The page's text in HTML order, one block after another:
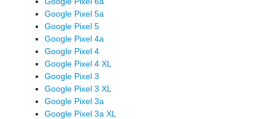
Google Pixel 5a
Google Pixel 5
Google Pixel 4a
Google Pixel 4
Google Pixel 4 XL
Google Pixel 3
Google Pixel 3 XL
Google Pixel 3a
Google Pixel 3a XL